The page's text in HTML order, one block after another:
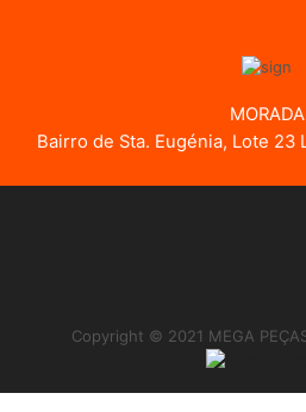
MORADA
Bairro de Sta. Eugénia, Lote
Copyright © 2021 MEGA